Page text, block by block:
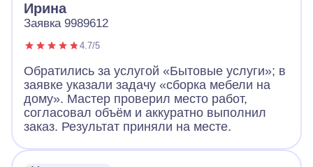
Ирина
Заявка 9989612
4.7/5
Обратились за услугой «Бытовые услуги»; в
заявке указали задачу «сборка мебели на
дому». Мастер проверил место работ,
согласовал объём и аккуратно выполнил
заказ. Результат приняли на месте.